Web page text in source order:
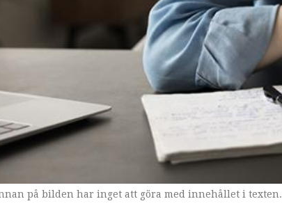
på bilden har inget att göra med innehållet i texten.